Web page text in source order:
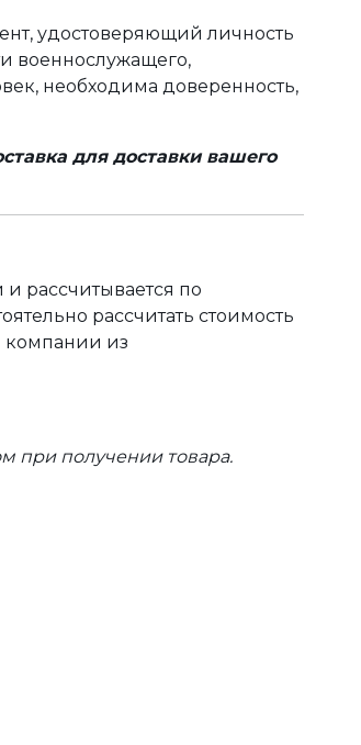
удостоверяющий личность
военнослужащего,
необходима доверенность,
для доставки вашего
рассчитывается по
рассчитать стоимость
компании из
при получении товара.